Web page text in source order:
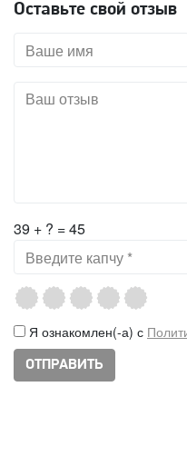
Оставьте свой отзыв
39 + ? = 45
Я ознакомлен(-а) с